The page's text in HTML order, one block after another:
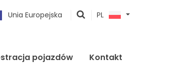
Unia Europejska
pokaż
PL
pojazdów Kontakt